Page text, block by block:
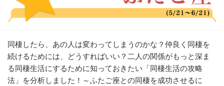
同棲したら、あの人は変わってしまうのかな？仲良く同棲を
続けるためには、どうすればいい？二人の関係がもっと深ま
る同棲生活にするために知っておきたい「同棲生活の攻略
法」を分析しました！～ふたご座との同棲を成功させるに